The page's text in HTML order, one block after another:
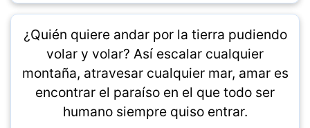
¿Quién quiere andar por la tierra pudiendo
volar y volar? Así escalar cualquier
montaña, atravesar cualquier mar, amar es
encontrar el paraíso en el que todo ser
humano siempre quiso entrar.